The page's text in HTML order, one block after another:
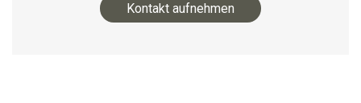
Kontakt aufnehmen